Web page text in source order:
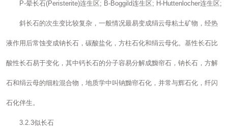
P-晕长石(Peristerite)连生区; B-Boggild连生区; H-Huttenlocher连生区;
斜长石的次生变比较复杂，一般情况最易变成绢云母粘土矿物，经热
液作用后常蚀变成钠长石，碳酸盐化，方柱石化和绢云母化。基性长石比
酸性长石易于变化，其中钙长石的分子容易分解成黝帘石，钠长石，方解
石和绢云母的细粒混合物，地质学中叫钠黝帘石化，并常与辉石化，纤闪
石化伴生。
3.2.3似长石